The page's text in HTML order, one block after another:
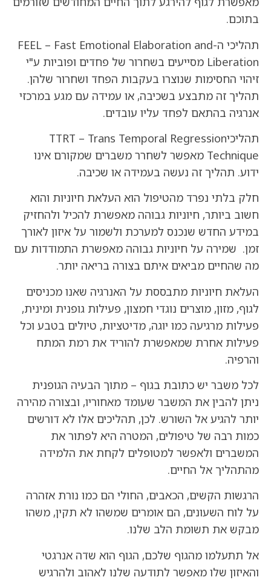
בתוכם.
תהליכי ה-FEEL – Fast Emotional Elaboration and
Liberation מסייעים בשחרור של פחדים ופוביות ע"י
זיהוי החסימות שנוצרו בעקבות הפחד ושחרור שלהן.
תהליך זה מתבצע בשכיבה, או עמידה עם מגע במרכזי
אנרגיה בהתאם לפחד עליו עובדים.
תהליכיTTRT – Trans Temporal Regression
Technique מאפשר לשחרר משברים שמקורם אינו
ידוע. תהליך זה נעשה בעמידה או שכיבה.
חלק בלתי נפרד מהטיפול הוא העלאת חיוניות והוא
חשוב ביותר, חיוניות גבוהה מאפשרת להכיל ולהחזיק
במידע החדש שנכנס למערכת ולשמור על איזון לאורך
זמן. שמירה על חיוניות גבוהה מאפשרת התמודדות עם
מה שהחיים מביאים איתם בצורה בריאה יותר.
העלאת חיוניות מתבססת על האנרגיה שאנו מכניסים
לגוף, מזון, מוצרים נוגדי חמצון, פעילות גופנית ומינית,
פעילות מרגיעה כמו יוגה, מדיטציות, טיולים בטבע וכל
פעילות אחרת שמאפשרת להוריד את רמת המתח
והרפיה.
לכל משבר יש כתובת בגוף – מתוך הבעיה הגופנית
ניתן להבין את המשבר שעומד מאחוריו, ובצורה מהירה
יותר להגיע אל השורש. לכן, תהליכים אלו לא דורשים
כמות רבה של טיפולים, המטרה היא לפתור את
המשברים ולאפשר למטופלים לקחת את הלמידה
מהתהליך אל החיים.
הרגשות הקשים, הכאבים, החולי הם כמו נורת אזהרה
על לוח השעונים, הם אומרים שמשהו לא תקין, משהו
מבקש את תשומת הלב שלנו.
אל תתעלמו מהגוף שלכם, הגוף הוא שדה אנרגטי
והאיזון שלו מאפשר לתודעה שלנו לאהוב ולהרגיש